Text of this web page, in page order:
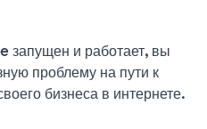
и работает, вы
проблему на пути к
бизнеса в интернете.